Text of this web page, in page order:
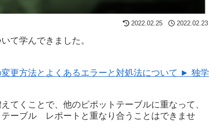
2022.02.25 2022.02.23
て学んできました。
更方法とよくあるエラーと対処法について ► 独学
てくことで、他のピポットテーブルに重なって、
ーブル レポートと重なり合うことはできませ